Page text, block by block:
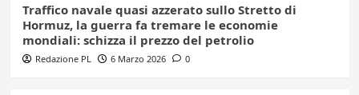
Traffico navale quasi azzerato sullo Stretto di
Hormuz, la guerra fa tremare le economie
mondiali: schizza il prezzo del petrolio
Redazione PL 6 Marzo 2026 0